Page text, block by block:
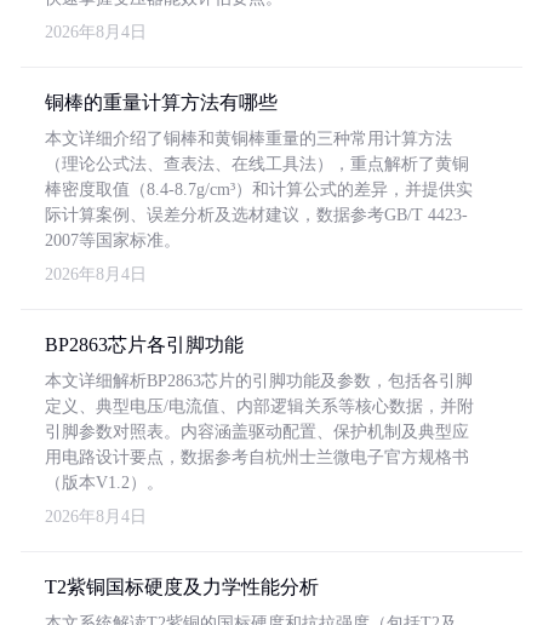
2026年8月4日
铜棒的重量计算方法有哪些
本文详细介绍了铜棒和黄铜棒重量的三种常用计算方法
（理论公式法、查表法、在线工具法），重点解析了黄铜
棒密度取值（8.4-8.7g/cm³）和计算公式的差异，并提供实
际计算案例、误差分析及选材建议，数据参考GB/T 4423-
2007等国家标准。
2026年8月4日
BP2863芯片各引脚功能
本文详细解析BP2863芯片的引脚功能及参数，包括各引脚
定义、典型电压/电流值、内部逻辑关系等核心数据，并附
引脚参数对照表。内容涵盖驱动配置、保护机制及典型应
用电路设计要点，数据参考自杭州士兰微电子官方规格书
（版本V1.2）。
2026年8月4日
T2紫铜国标硬度及力学性能分析